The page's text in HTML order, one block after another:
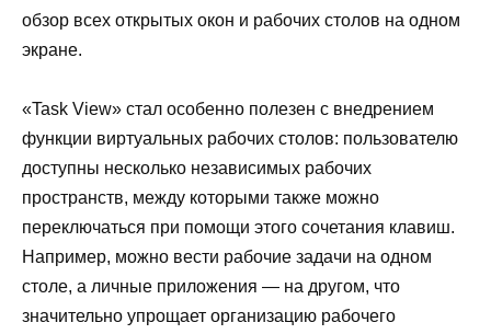
обзор всех открытых окон и рабочих столов на одном
экране.
«Task View» стал особенно полезен с внедрением
функции виртуальных рабочих столов: пользователю
доступны несколько независимых рабочих
пространств, между которыми также можно
переключаться при помощи этого сочетания клавиш.
Например, можно вести рабочие задачи на одном
столе, а личные приложения — на другом, что
значительно упрощает организацию рабочего